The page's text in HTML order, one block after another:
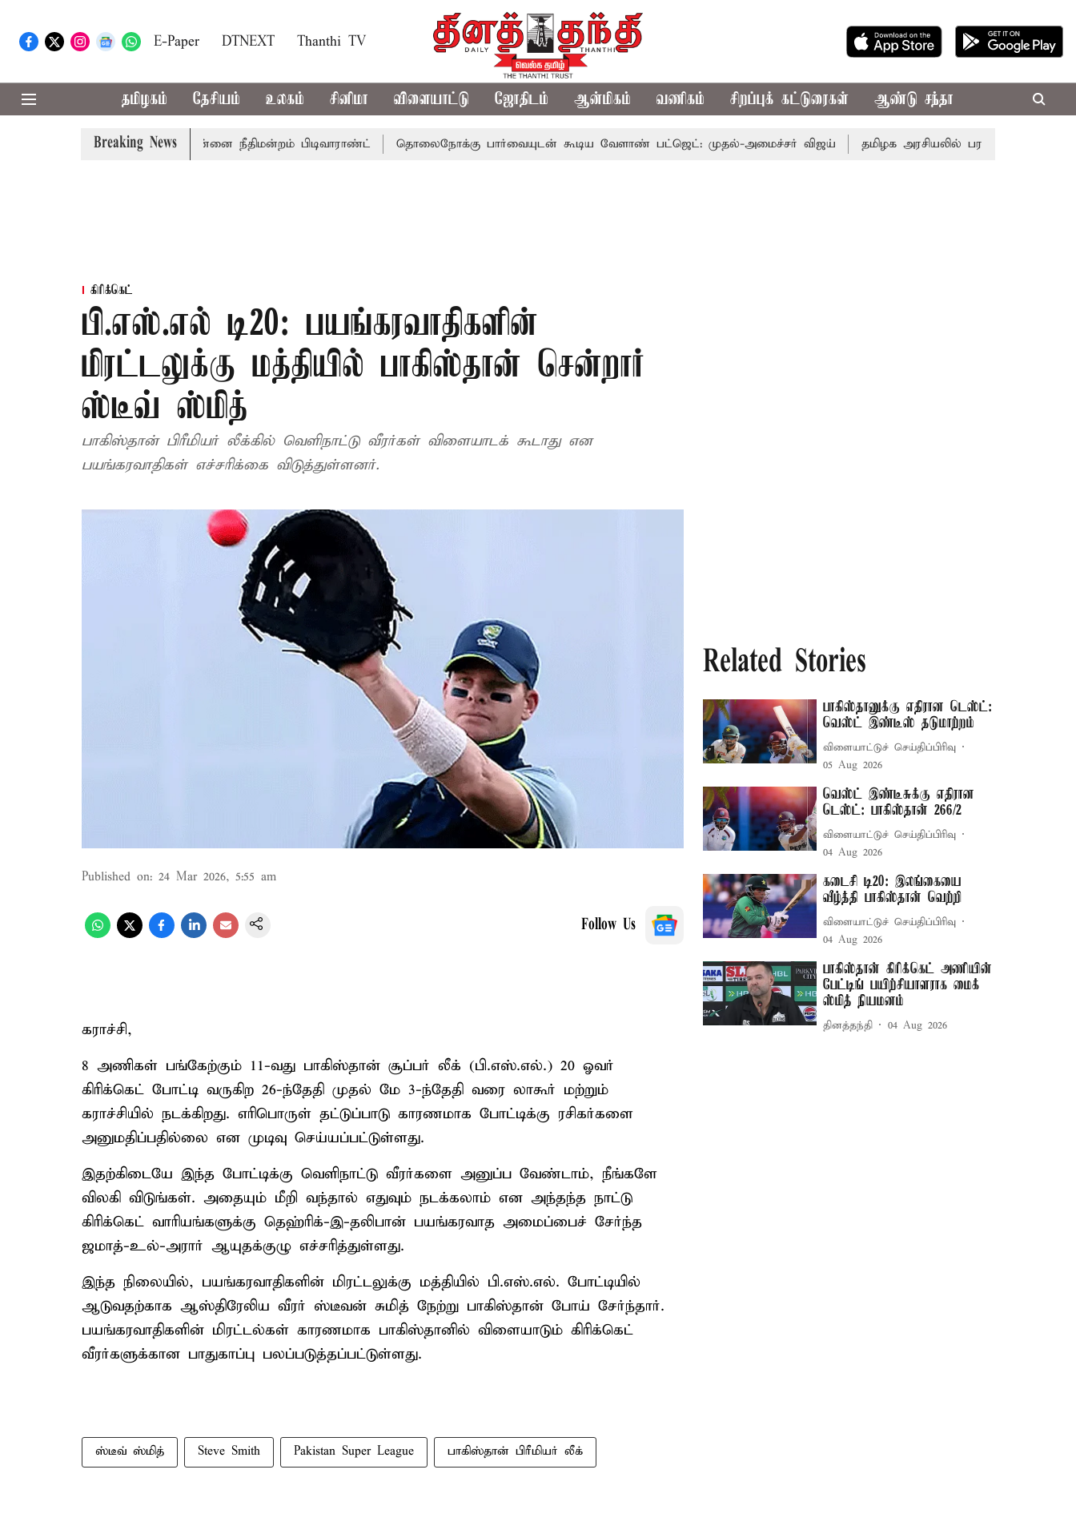
E-Paper DTNEXT Thanthi TV
தமிழகம் தேசியம் உலகம் சினிமா விளையாட்டு ஜோதிடம் ஆன்மிகம் வணிகம் சிறப்புக் கட்டுரைகள் ஆண்டு சந்தா
Breaking News
பொன்முடிக்கு சென்னை நீதிமன்றம் பிடிவாராண்ட் தொலைநோக்கு பார்வையுடன் கூடிய வேளாண் பட்ஜெட்: முதல்-அமைச்சர் விஜய் தமிழக அரசியலில் பரபரப்பு; அமைச்சர் ஆனந்த்
கிரிக்கெட்
பி.எஸ்.எல் டி20: பயங்கரவாதிகளின்
மிரட்டலுக்கு மத்தியில் பாகிஸ்தான் சென்றார்
ஸ்டீவ் ஸ்மித்
பாகிஸ்தான் பிரீமியர் லீக்கில் வெளிநாட்டு வீரர்கள் விளையாடக் கூடாது என
பயங்கரவாதிகள் எச்சரிக்கை விடுத்துள்ளனர்.
Published on: 24 Mar 2026, 5:55 am
Follow Us
கராச்சி,
8 அணிகள் பங்கேற்கும் 11-வது பாகிஸ்தான் சூப்பர் லீக் (பி.எஸ்.எல்.) 20 ஓவர்
கிரிக்கெட் போட்டி வருகிற 26-ந்தேதி முதல் மே 3-ந்தேதி வரை லாகூர் மற்றும்
கராச்சியில் நடக்கிறது. எரிபொருள் தட்டுப்பாடு காரணமாக போட்டிக்கு ரசிகர்களை
அனுமதிப்பதில்லை என முடிவு செய்யப்பட்டுள்ளது.
இதற்கிடையே இந்த போட்டிக்கு வெளிநாட்டு வீரர்களை அனுப்ப வேண்டாம், நீங்களே
விலகி விடுங்கள். அதையும் மீறி வந்தால் எதுவும் நடக்கலாம் என அந்தந்த நாட்டு
கிரிக்கெட் வாரியங்களுக்கு தெஹ்ரிக்-இ-தலிபான் பயங்கரவாத அமைப்பைச் சேர்ந்த
ஜமாத்-உல்-அரார் ஆயுதக்குழு எச்சரித்துள்ளது.
இந்த நிலையில், பயங்கரவாதிகளின் மிரட்டலுக்கு மத்தியில் பி.எஸ்.எல். போட்டியில்
ஆடுவதற்காக ஆஸ்திரேலிய வீரர் ஸ்டீவன் சுமித் நேற்று பாகிஸ்தான் போய் சேர்ந்தார்.
பயங்கரவாதிகளின் மிரட்டல்கள் காரணமாக பாகிஸ்தானில் விளையாடும் கிரிக்கெட்
வீரர்களுக்கான பாதுகாப்பு பலப்படுத்தப்பட்டுள்ளது.
ஸ்டீவ் ஸ்மித் Steve Smith Pakistan Super League பாகிஸ்தான் பிரீமியர் லீக்
Related Stories
பாகிஸ்தானுக்கு எதிரான டெஸ்ட்:
வெஸ்ட் இண்டீஸ் தடுமாற்றம்
விளையாட்டுச் செய்திப்பிரிவு
05 Aug 2026
வெஸ்ட் இண்டீசுக்கு எதிரான
டெஸ்ட்: பாகிஸ்தான் 266/2
விளையாட்டுச் செய்திப்பிரிவு
04 Aug 2026
கடைசி டி20: இலங்கையை
வீழ்த்தி பாகிஸ்தான் வெற்றி
விளையாட்டுச் செய்திப்பிரிவு
04 Aug 2026
பாகிஸ்தான் கிரிக்கெட் அணியின்
பேட்டிங் பயிற்சியாளராக மைக்
ஸ்மித் நியமனம்
தினத்தந்தி 04 Aug 2026